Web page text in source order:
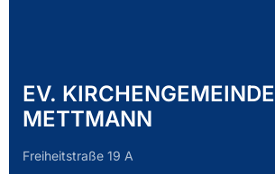
EV. KIRCHENGEMEINDE
METTMANN
Freiheitstraße 19 A